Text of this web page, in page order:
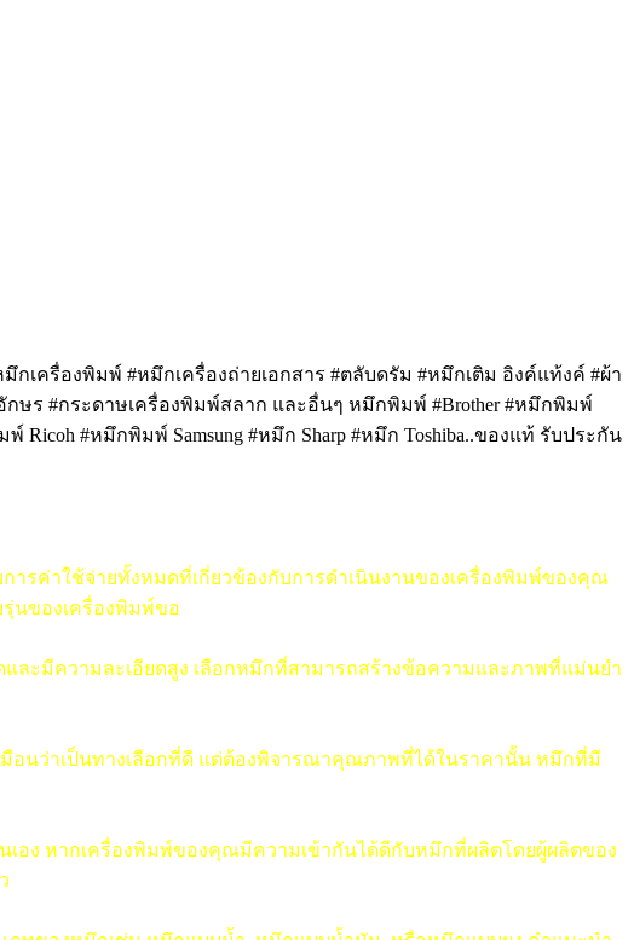
กเครื่องพิมพ์ #หมึกเครื่องถ่ายเอกสาร #ตลับดรัม #หมึกเติม อิงค์แท้งค์ #ผ้า
ษร #กระดาษเครื่องพิมพ์สลาก และอื่นๆ หมึกพิมพ์ #Brother #หมึกพิมพ์
#หมึกพิมพ์ Samsung #หมึก Sharp #หมึก Toshiba..ของแท้ รับประกัน
ค่าใช้จ่ายทั้งหมดที่เกี่ยวข้องกับการดำเนินงานของเครื่องพิมพ์ของคุณ
นของเครื่องพิมพ์ขอ
มีความละเอียดสูง เลือกหมึกที่สามารถสร้างข้อความและภาพที่แม่นยำ
อนว่าเป็นทางเลือกที่ดี แต่ต้องพิจารณาคุณภาพที่ได้ในราคานั้น หมึกที่มี
อง หากเครื่องพิมพ์ของคุณมีความเข้ากันได้ดีกับหมึกที่ผลิตโดยผู้ผลิตของ